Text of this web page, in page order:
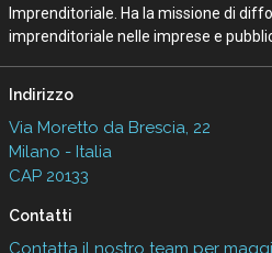
Imprenditoriale. Ha la missione di
imprenditoriale nelle imprese e
Indirizzo
Via Moretto da Brescia, 22
Milano - Italia
CAP 20133
Contatti
Contatta il nostro team per